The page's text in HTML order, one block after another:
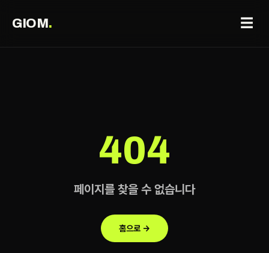
GIOM. ☰
404
페이지를 찾을 수 없습니다
홈으로 →